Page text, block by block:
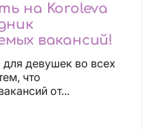
на Koroleva
вакансий!
для девушек во всех
что
от...